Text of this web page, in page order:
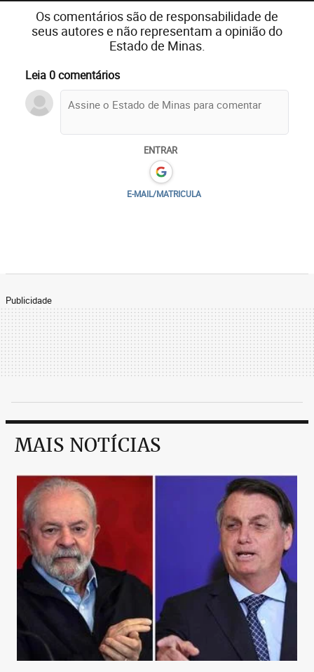
Os comentários são de responsabilidade de
seus autores e não representam a opinião do
Estado de Minas.
Leia 0 comentários
ENTRAR
E-MAIL/MATRICULA
Publicidade
MAIS NOTÍCIAS